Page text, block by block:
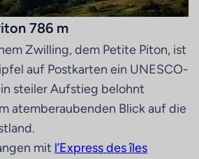
786 m
Zwilling, dem Petite Piton, ist
auf Postkarten ein UNESCO-
steiler Aufstieg belohnt
atemberaubenden Blick auf die
mit l’Express des îles